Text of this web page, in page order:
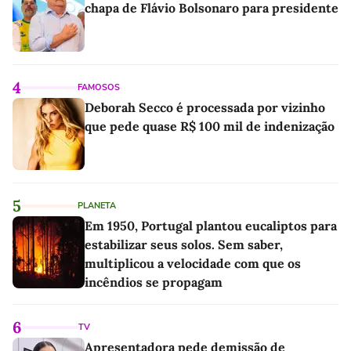
chapa de Flávio Bolsonaro para presidente
4 FAMOSOS
Deborah Secco é processada por vizinho
que pede quase R$ 100 mil de indenização
5 PLANETA
Em 1950, Portugal plantou eucaliptos para
estabilizar seus solos. Sem saber,
multiplicou a velocidade com que os
incêndios se propagam
6 TV
Apresentadora pede demissão de